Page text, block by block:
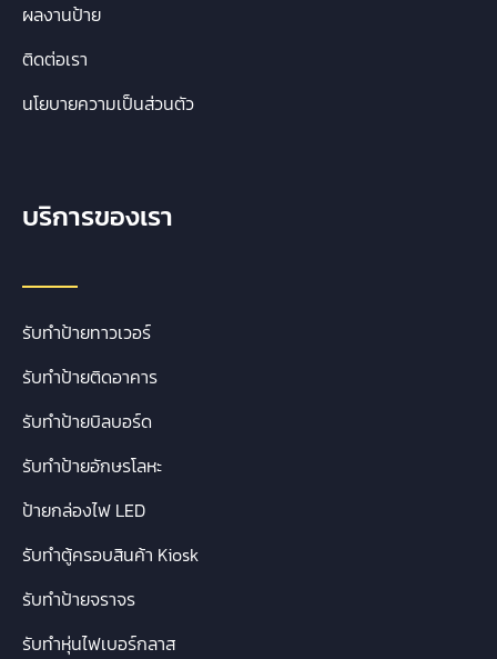
ผลงานป้าย
ติดต่อเรา
นโยบายความเป็นส่วนตัว
บริการของเรา
รับทำป้ายทาวเวอร์
รับทำป้ายติดอาคาร
รับทำป้ายบิลบอร์ด
รับทำป้ายอักษรโลหะ
ป้ายกล่องไฟ LED
รับทำตู้ครอบสินค้า Kiosk
รับทำป้ายจราจร
รับทำหุ่นไฟเบอร์กลาส